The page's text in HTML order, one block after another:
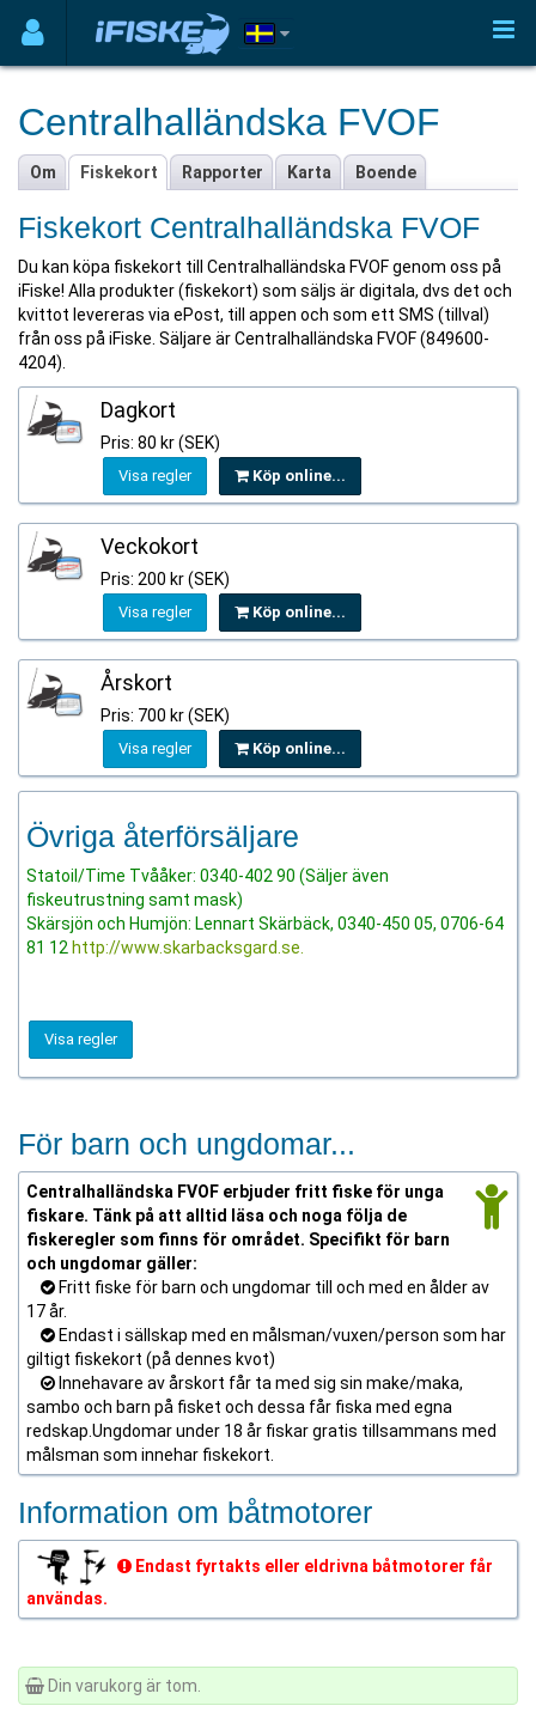
Centralhalländska FVOF
Om Fiskekort Rapporter Karta Boende
Fiskekort Centralhalländska FVOF
Du kan köpa fiskekort till Centralhalländska FVOF genom oss på
iFiske! Alla produkter (fiskekort) som säljs är digitala, dvs det och
kvittot levereras via ePost, till appen och som ett SMS (tillval)
från oss på iFiske. Säljare är Centralhalländska FVOF (849600-
4204).
Dagkort
Pris: 80 kr (SEK)
Visa regler Köp online...
Veckokort
Pris: 200 kr (SEK)
Visa regler Köp online...
Årskort
Pris: 700 kr (SEK)
Visa regler Köp online...
Övriga återförsäljare
Statoil/Time Tvååker: 0340-402 90 (Säljer även
fiskeutrustning samt mask)
Skärsjön och Humjön: Lennart Skärbäck, 0340-450 05, 0706-64
81 12 http://www.skarbacksgard.se.
Visa regler
För barn och ungdomar...
Centralhalländska FVOF erbjuder fritt fiske för unga
fiskare. Tänk på att alltid läsa och noga följa de
fiskeregler som finns för området. Specifikt för barn
och ungdomar gäller:
Fritt fiske för barn och ungdomar till och med en ålder av
17 år.
Endast i sällskap med en målsman/vuxen/person som har
giltigt fiskekort (på dennes kvot)
Innehavare av årskort får ta med sig sin make/maka,
sambo och barn på fisket och dessa får fiska med egna
redskap.Ungdomar under 18 år fiskar gratis tillsammans med
målsman som innehar fiskekort.
Information om båtmotorer
Endast fyrtakts eller eldrivna båtmotorer får
användas.
Din varukorg är tom.